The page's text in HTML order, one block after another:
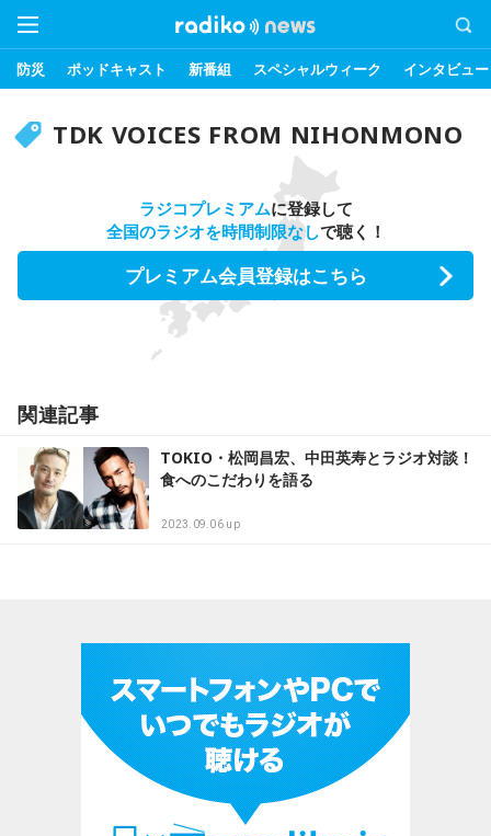
防災 ポッドキャスト 新番組 スペシャルウィーク インタビュー
TDK VOICES FROM NIHONMONO
ラジコプレミアムに登録して
全国のラジオを時間制限なしで聴く！
プレミアム会員登録はこちら
関連記事
TOKIO・松岡昌宏、中田英寿とラジオ対談！
食へのこだわりを語る
2023.09.06 up